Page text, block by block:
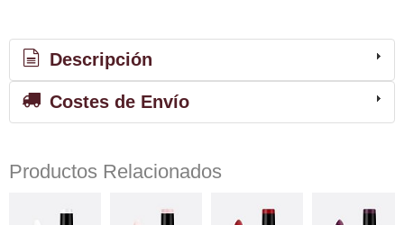
Descripción
Costes de Envío
Productos Relacionados